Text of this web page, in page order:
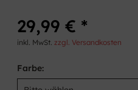
29,99 € *
inkl. MwSt.zzgl. Versandkosten
Farbe: